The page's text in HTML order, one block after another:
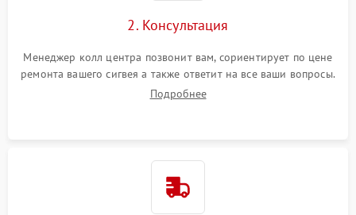
2. Консультация
Менеджер колл центра позвонит вам, сориентирует по цене
ремонта вашего сигвея а также ответит на все ваши вопросы.
Подробнее